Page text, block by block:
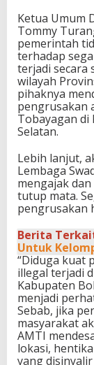
Ketua Umum
Tommy
pemerintah
terhadap
terjadi secara
wilayah
pihaknya
pengrusakan
Tobayagan
Selatan.
Lebih lanjut,
Lembaga
mengajak
tutup mata.
pengrusakan
Berita
Untuk
“Diduga kuat
illegal terjadi
Kabupaten
menjadi
Sebab, jika
masyarakat
AMTI
lokasi,
yang